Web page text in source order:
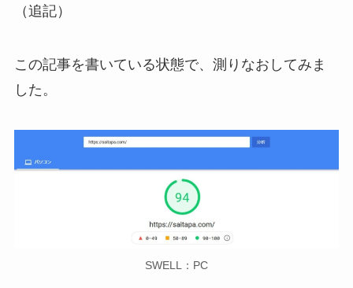
（追記）
この記事を書いている状態で、測りなおしてみま
した。
SWELL：PC